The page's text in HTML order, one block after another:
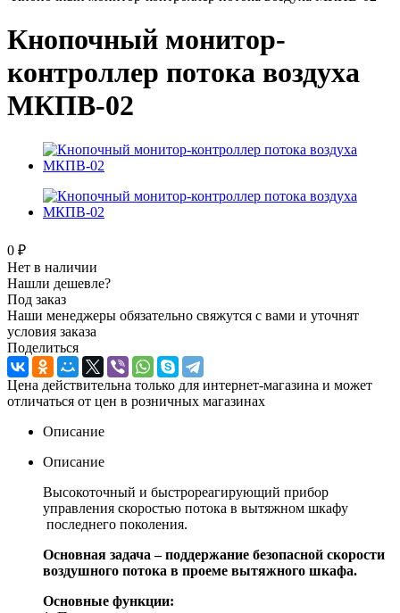
Кнопочный монитор-
контроллер потока воздуха
МКПВ-02
0 ₽
Нет в наличии
Нашли дешевле?
Под заказ
Наши менеджеры обязательно свяжутся с вами и уточнят
условия заказа
Поделиться
Цена действительна только для интернет-магазина и может
отличаться от цен в розничных магазинах
Описание
Описание
Высокоточный и быстрореагирующий прибор
управления скоростью потока в вытяжном шкафу
последнего поколения.
Основная задача – поддержание безопасной скорости
воздушного потока в проеме вытяжного шкафа.
Основные функции: